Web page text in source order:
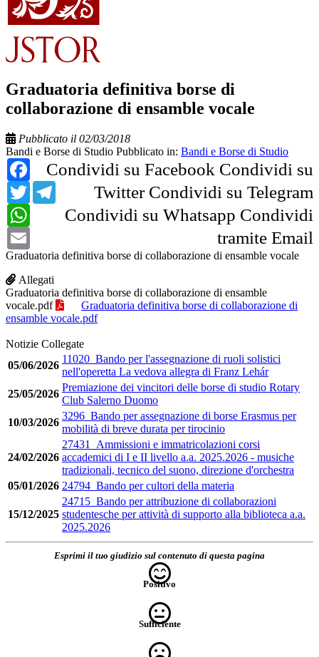
Graduatoria definitiva borse di
collaborazione di ensamble vocale
Pubblicato il 02/03/2018
Bandi e Borse di Studio Pubblicato in: Bandi e Borse di Studio
Condividi su Facebook
Facebook
Condividi su
Twitter
Twitter Condividi su Telegram
Telegram
Condividi su Whatsapp
WhatsApp
Condividi
tramite Email
Graduatoria definitiva borse di collaborazione di ensamble vocale
Allegati
Graduatoria definitiva borse di collaborazione di ensamble
vocale.pdf
Graduatoria definitiva borse di collaborazione di
ensamble vocale.pdf
Notizie Collegate
05/06/2026
11020_Bando per l'assegnazione di ruoli solistici
nell'operetta La vedova allegra di Franz Lehár
25/05/2026
Premiazione dei vincitori delle borse di studio Rotary
Club Salerno Duomo
10/03/2026
3296_Bando per assegnazione di borse Erasmus per
mobilità di breve durata per tirocinio
24/02/2026
27431_Ammissioni e immatricolazioni corsi
accademici di I e II livello a.a. 2025.2026 - musiche
tradizionali, tecnico del suono, direzione d'orchestra
05/01/2026 24794_Bando per cultori della materia
15/12/2025
24715_Bando per attribuzione di collaborazioni
studentesche per attività di supporto alla biblioteca a.a.
2025.2026
Esprimi il tuo giudizio sul contenuto di questa pagina
Positivo
Sufficiente